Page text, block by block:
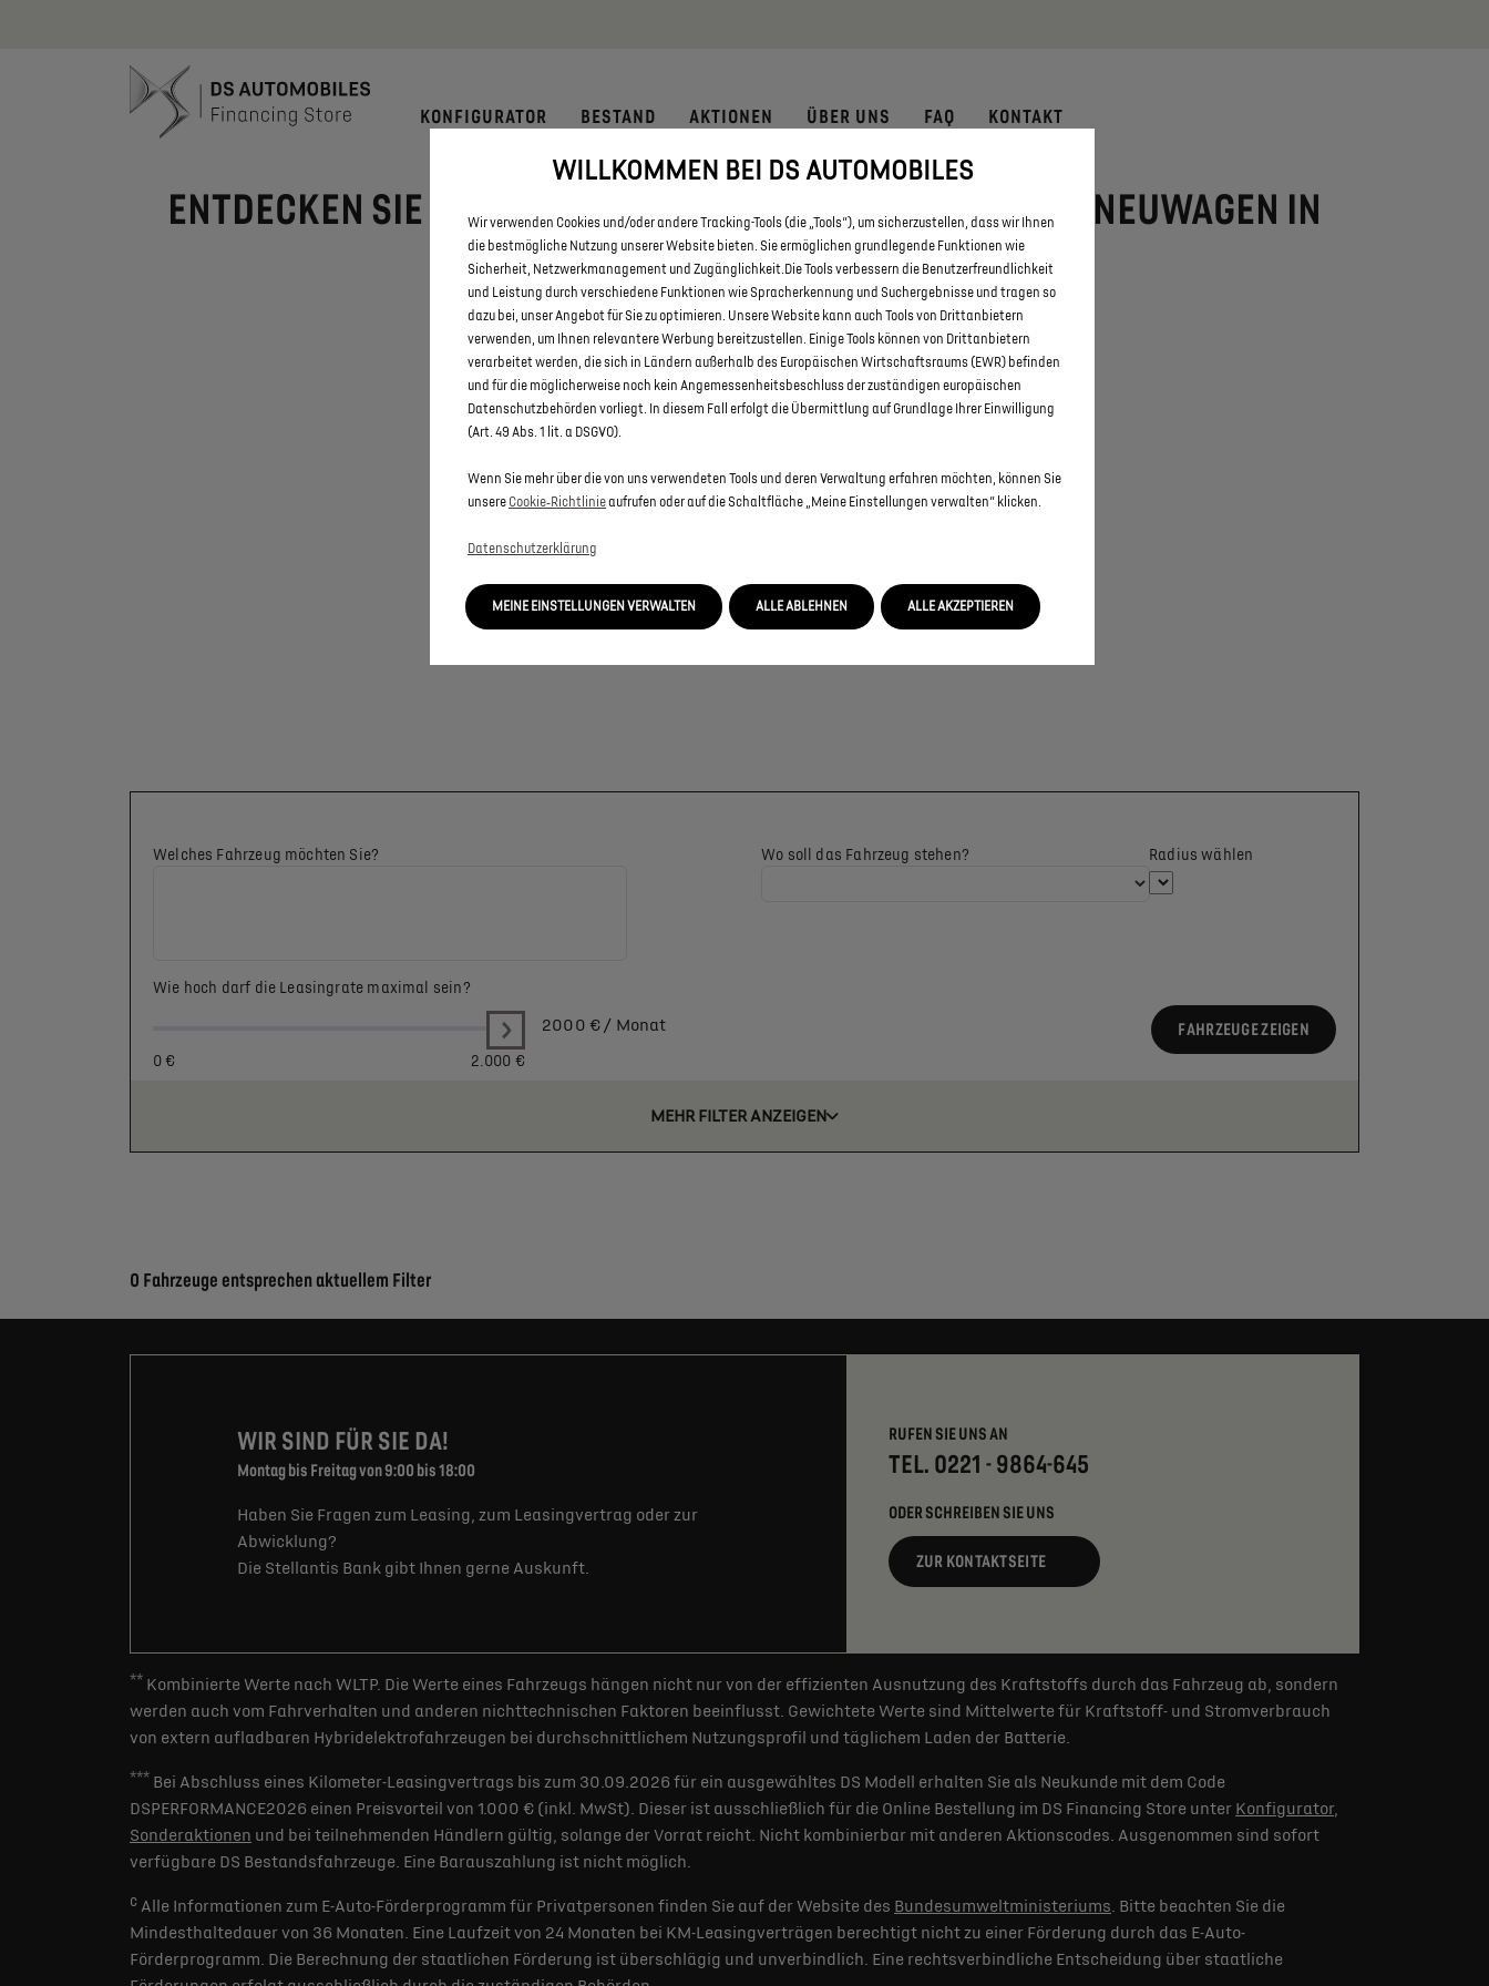
KONFIGURATOR BESTAND AKTIONEN ÜBER UNS FAQ KONTAKT
ENTDECKEN SIE ALLE DS 3 UND DS 3 CROSSBACK E-TENSE NEUWAGEN IN
KOBLENZ
Welches Fahrzeug möchten Sie? Wo soll das Fahrzeug stehen? Radius wählen
Wie hoch darf die Leasingrate maximal sein?
0 € 2.000 €
2000 € / Monat FAHRZEUGE ZEIGEN
MEHR FILTER ANZEIGEN
Suchergebnisse
0 Fahrzeuge entsprechen aktuellem Filter
WIR SIND FÜR SIE DA!
Montag bis Freitag von 9:00 bis 18:00
Haben Sie Fragen zum Leasing, zum Leasingvertrag oder zur
Abwicklung?
Die Stellantis Bank gibt Ihnen gerne Auskunft.
RUFEN SIE UNS AN
TEL. 0221 - 9864-645
ODER SCHREIBEN SIE UNS
ZUR KONTAKTSEITE
** Kombinierte Werte nach WLTP. Die Werte eines Fahrzeugs hängen nicht nur von der effizienten Ausnutzung des Kraftstoffs durch das Fahrzeug ab, sondern
werden auch vom Fahrverhalten und anderen nichttechnischen Faktoren beeinflusst. Gewichtete Werte sind Mittelwerte für Kraftstoff- und Stromverbrauch
von extern aufladbaren Hybridelektrofahrzeugen bei durchschnittlichem Nutzungsprofil und täglichem Laden der Batterie.
*** Bei Abschluss eines Kilometer-Leasingvertrags bis zum 30.09.2026 für ein ausgewähltes DS Modell erhalten Sie als Neukunde mit dem Code
DSPERFORMANCE2026 einen Preisvorteil von 1.000 € (inkl. MwSt). Dieser ist ausschließlich für die Online Bestellung im DS Financing Store unter Konfigurator,
Sonderaktionen und bei teilnehmenden Händlern gültig, solange der Vorrat reicht. Nicht kombinierbar mit anderen Aktionscodes. Ausgenommen sind sofort
verfügbare DS Bestandsfahrzeuge. Eine Barauszahlung ist nicht möglich.
c Alle Informationen zum E-Auto-Förderprogramm für Privatpersonen finden Sie auf der Website des Bundesumweltministeriums. Bitte beachten Sie die
Mindesthaltedauer von 36 Monaten. Eine Laufzeit von 24 Monaten bei KM-Leasingverträgen berechtigt nicht zu einer Förderung durch das E-Auto-
Förderprogramm. Die Berechnung der staatlichen Förderung ist überschlägig und unverbindlich. Eine rechtsverbindliche Entscheidung über staatliche
WILLKOMMEN BEI DS AUTOMOBILES
Wir verwenden Cookies und/oder andere Tracking-Tools (die „Tools“), um sicherzustellen, dass wir Ihnen
die bestmögliche Nutzung unserer Website bieten. Sie ermöglichen grundlegende Funktionen wie
Sicherheit, Netzwerkmanagement und Zugänglichkeit.Die Tools verbessern die Benutzerfreundlichkeit
und Leistung durch verschiedene Funktionen wie Spracherkennung und Suchergebnisse und tragen so
dazu bei, unser Angebot für Sie zu optimieren. Unsere Website kann auch Tools von Drittanbietern
verwenden, um Ihnen relevantere Werbung bereitzustellen. Einige Tools können von Drittanbietern
verarbeitet werden, die sich in Ländern außerhalb des Europäischen Wirtschaftsraums (EWR) befinden
und für die möglicherweise noch kein Angemessenheitsbeschluss der zuständigen europäischen
Datenschutzbehörden vorliegt. In diesem Fall erfolgt die Übermittlung auf Grundlage Ihrer Einwilligung
(Art. 49 Abs. 1 lit. a DSGVO).
Wenn Sie mehr über die von uns verwendeten Tools und deren Verwaltung erfahren möchten, können Sie
unsere Cookie‑Richtlinieaufrufen oder auf die Schaltfläche „Meine Einstellungen verwalten“ klicken.
Datenschutzerklärung
MEINE EINSTELLUNGEN VERWALTEN ALLE AKZEPTIEREN
ALLE ABLEHNEN